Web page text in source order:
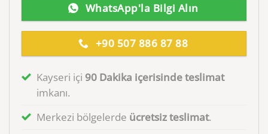
WhatsApp'la Bilgi Alın
+90 507 886 87 88
Kayseri içi 90 Dakika içerisinde teslimat
imkanı.
Merkezi bölgelerde ücretsiz teslimat.